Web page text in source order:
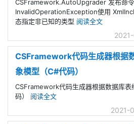
CSFramework.AutoUpgrader 发布命令
InvalidOperationException使用
态指定非已知的类型 阅读全文
CSFramework代码生成器根据
象模型（C#代码）
CSFramework代码生成器根据数据库
码） 阅读全文
2021-